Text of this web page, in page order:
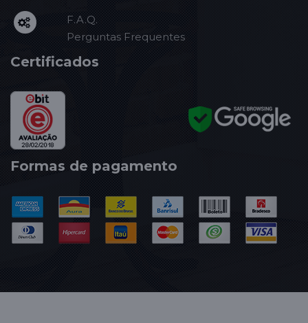
F.A.Q.
Perguntas Frequentes
Certificados
Formas de pagamento